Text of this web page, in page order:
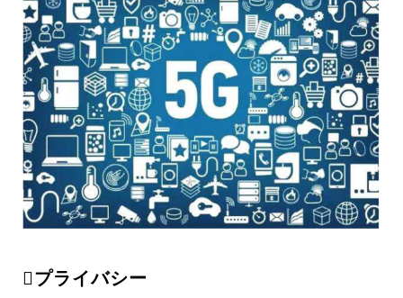
プライバシー